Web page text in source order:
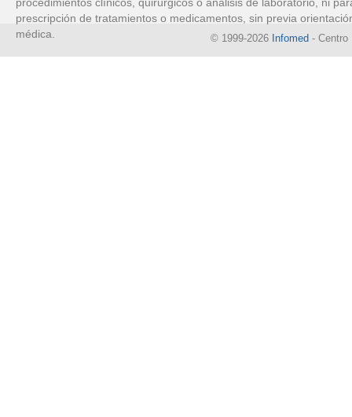
procedimientos clínicos, quirúrgicos o análisis de laboratorio, ni
prescripción de tratamientos o medicamentos, sin previa
médica.
© 1999-2026 Infomed - Centro